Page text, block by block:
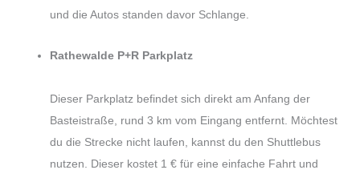
und die Autos standen davor Schlange.
Rathewalde P+R Parkplatz
Dieser Parkplatz befindet sich direkt am Anfang der
Basteistraße, rund 3 km vom Eingang entfernt. Möchtest
du die Strecke nicht laufen, kannst du den Shuttlebus
nutzen. Dieser kostet 1 € für eine einfache Fahrt und